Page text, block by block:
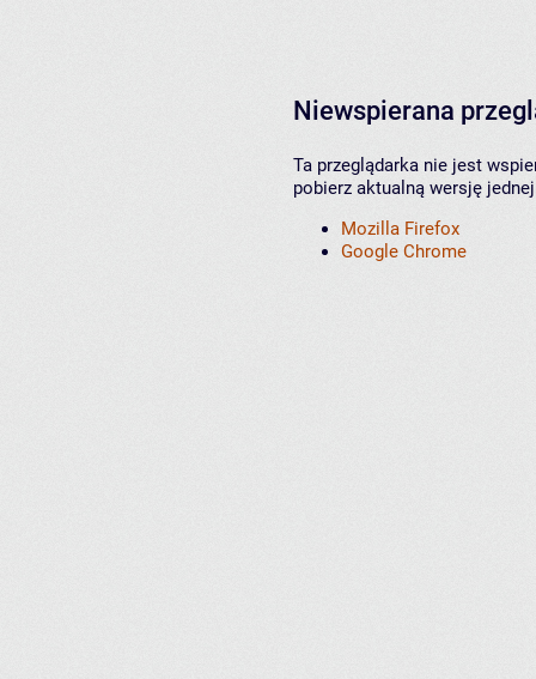
Niewspierana
Ta przeglądarka nie jest
pobierz aktualną wersję
Mozilla Firefox
Google Chrome